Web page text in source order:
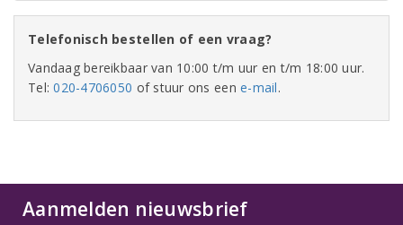
Telefonisch bestellen of een vraag?
Vandaag bereikbaar van 10:00 t/m uur en t/m 18:00 uur.
Tel:020-4706050 of stuur ons eene-mail.
Aanmelden nieuwsbrief